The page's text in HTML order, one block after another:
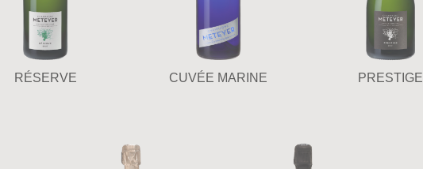
RÉSERVE CUVÉE MARINE PRESTIGE